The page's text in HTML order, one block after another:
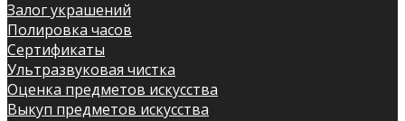
Залог украшений
Полировка часов
Сертификаты
Ультразвуковая чистка
Оценка предметов искусства
Выкуп предметов искусства